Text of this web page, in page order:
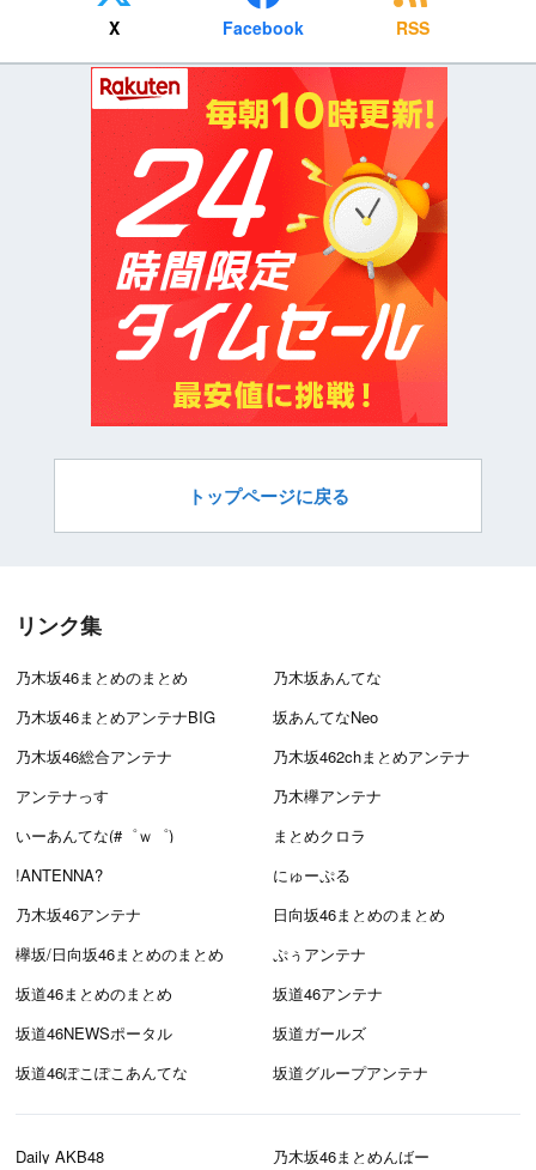
X Facebook RSS
トップページに戻る
リンク集
乃木坂46まとめのまとめ
乃木坂あんてな
乃木坂46まとめアンテナBIG
坂あんてなNeo
乃木坂46総合アンテナ
乃木坂462chまとめアンテナ
アンテナっす
乃木欅アンテナ
いーあんてな(#゜ｗ゜)
まとめクロラ
!ANTENNA?
にゅーぷる
乃木坂46アンテナ
日向坂46まとめのまとめ
欅坂/日向坂46まとめのまとめ
ぷぅアンテナ
坂道46まとめのまとめ
坂道46アンテナ
坂道46NEWSポータル
坂道ガールズ
坂道46ぽこぽこあんてな
坂道グループアンテナ
Daily AKB48 乃木坂46まとめんばー